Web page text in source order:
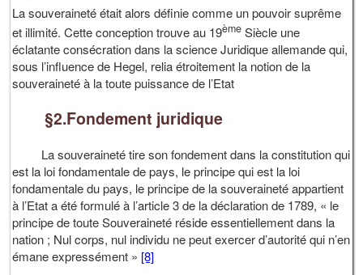
La souveraineté était alors définie comme un pouvoir suprême
et illimité. Cette conception trouve au 19ème Siècle une
éclatante consécration dans la science Juridique allemande qui,
sous l’influence de Hegel, relia étroitement la notion de la
souveraineté à la toute puissance de l’Etat
§2.Fondement juridique
La souveraineté tire son fondement dans la constitution qui
est la loi fondamentale de pays, le principe qui est la loi
fondamentale du pays, le principe de la souveraineté appartient
à l’Etat a été formulé à l’article 3 de la déclaration de 1789, « le
principe de toute Souveraineté réside essentiellement dans la
nation ; Nul corps, nul individu ne peut exercer d’autorité qui n’en
émane expressément » [8]